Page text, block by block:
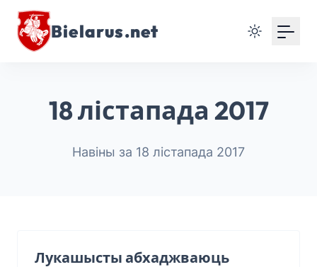
Bielarus.net
18 лістапада 2017
Навіны за 18 лістапада 2017
Лукашысты абхаджваюць